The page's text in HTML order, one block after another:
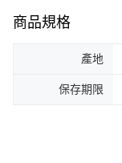
商品規格
產地
保存期限